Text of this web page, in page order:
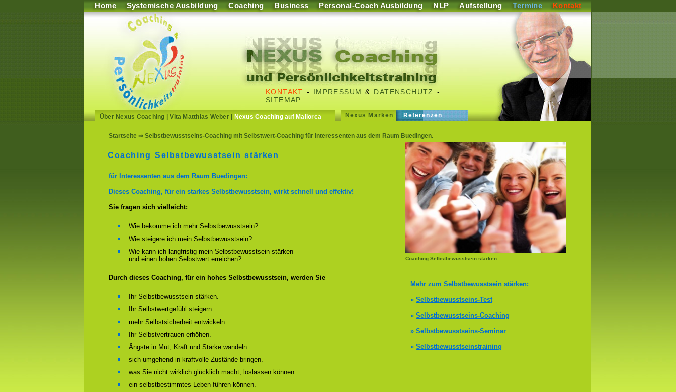
Home Systemische Ausbildung Coaching Business Personal-Coach Ausbildung NLP Aufstellung Termine Kontakt
KONTAKT - IMPRESSUM & DATENSCHUTZ
-
SITEMAP
Über Nexus Coaching |Vita Matthias Weber| Nexus Coaching auf Mallorca Nexus Marken Referenzen
Startseite ⇒ Selbstbewusstseins-Coaching mit Selbstwert-Coaching für Interessenten aus dem Raum Buedingen.
Coaching Selbstbewusstsein stärken
Coaching Selbstbewusstsein stärken
für Interessenten aus dem Raum Buedingen:
Dieses Coaching, für ein starkes Selbstbewusstsein, wirkt schnell und effektiv!
Sie fragen sich vielleicht:
Wie bekomme ich mehr Selbstbewusstsein?
Wie steigere ich mein Selbstbewusstsein?
Wie kann ich langfristig mein Selbstbewusstsein stärken
und einen hohen Selbstwert erreichen?
Mehr zum Selbstbewusstsein stärken:
» Selbstbewusstseins-Test
» Selbstbewusstseins-Coaching
» Selbstbewusstseins-Seminar
» Selbstbewusstseinstraining
Durch dieses Coaching, für ein hohes Selbstbewusstsein, werden Sie
Ihr Selbstbewusstsein stärken.
Ihr Selbstwertgefühl steigern.
mehr Selbstsicherheit entwickeln.
Ihr Selbstvertrauen erhöhen.
Ängste in Mut, Kraft und Stärke wandeln.
sich umgehend in kraftvolle Zustände bringen.
was Sie nicht wirklich glücklich macht, loslassen können.
ein selbstbestimmtes Leben führen können.